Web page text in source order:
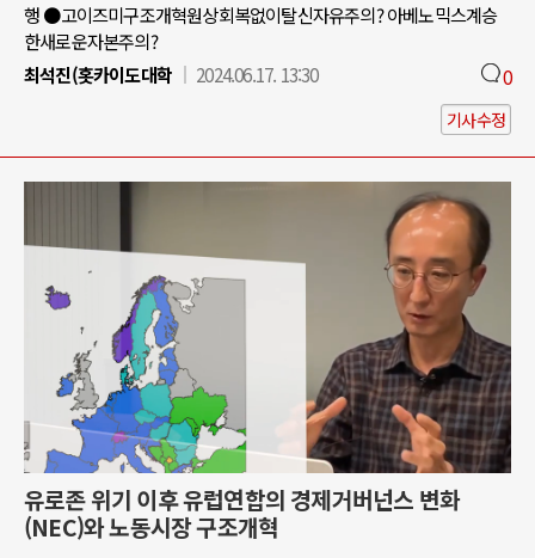
행 ●고이즈미구조개혁원상회복없이탈신자유주의? 아베노믹스계승
한새로운자본주의?
최석진(홋카이도대학
2024.06.17. 13:30 0
기사수정
유로존 위기 이후 유럽연합의 경제거버넌스 변화
(NEC)와 노동시장 구조개혁